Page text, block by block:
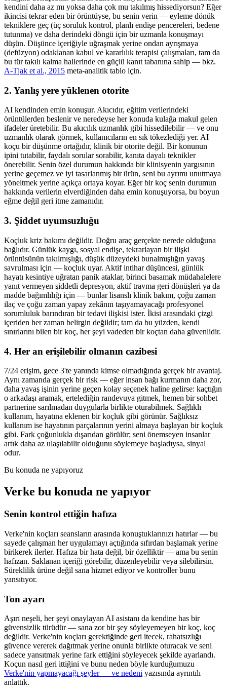
kendini daha az mı yoksa daha çok mu takılmış hissediyorsun? Eğer
ikincisi tekrar eden bir örüntüyse, bu senin verin — eyleme dönük
tekniklere geç (üç soruluk kontrol, planlı endişe pencereleri, bedene
tutunma) ve daha derindeki döngü için bir uzmanla konuşmayı
düşün. Düşünce içeriğiyle uğraşmak yerine ondan ayrışmaya
(defüzyon) odaklanan kabul ve kararlılık terapisi çalışmaları, tam da
bu tür takılı kalma hallerinde en güçlü kanıt tabanına sahip — bkz.
A-Tjak et al., 2015 meta-analitik tablo için.
2. Yanlış yere yüklenen otorite
AI kendinden emin konuşur. Akıcıdır, eğitim verilerindeki
örüntülerden beslenir ve neredeyse her konuda kulağa makul gelen
ifadeler üretebilir. Bu akıcılık uzmanlık gibi hissedilebilir — ve onu
uzmanlık olarak görmek, kullanıcıların en sık tökezlediği yer. AI
koçu bir düşünme ortağıdır, klinik bir otorite değil. Bir konunun
ipini tutabilir, faydalı sorular sorabilir, kanıta dayalı teknikler
önerebilir. Senin özel durumun hakkında bir klinisyenin yargısının
yerine geçemez ve iyi tasarlanmış bir ürün, seni bu ayrımı unutmaya
yöneltmek yerine açıkça ortaya koyar. Eğer bir koç senin durumun
hakkında verilerin elverdiğinden daha emin konuşuyorsa, bu boyun
eğme değil geri itme zamanıdır.
3. Şiddet uyumsuzluğu
Koçluk kriz bakımı değildir. Doğru araç gerçekte nerede olduğuna
bağlıdır. Günlük kaygı, sosyal endişe, tekrarlayan bir ilişki
örüntüsünün takılmışlığı, düşük düzeydeki bunalmışlığın yavaş
savrulması için — koçluk uyar. Aktif intihar düşüncesi, günlük
hayatı kesintiye uğratan panik ataklar, birinci basamak müdahalelere
yanıt vermeyen şiddetli depresyon, aktif travma geri dönüşleri ya da
madde bağımlılığı için — bunlar lisanslı klinik bakım, çoğu zaman
ilaç ve çoğu zaman yapay zekânın taşıyamayacağı profesyonel
sorumluluk barındıran bir tedavi ilişkisi ister. İkisi arasındaki çizgi
içeriden her zaman belirgin değildir; tam da bu yüzden, kendi
sınırlarını bilen bir koç, her şeyi vadeden bir koçtan daha güvenlidir.
4. Her an erişilebilir olmanın cazibesi
7/24 erişim, gece 3'te yanında kimse olmadığında gerçek bir avantaj.
Aynı zamanda gerçek bir risk — eğer insan bağı kurmanın daha zor,
daha yavaş işinin yerine geçen kolay seçenek haline gelirse: kaçtığın
o arkadaşı aramak, ertelediğin randevuya gitmek, hemen bir sohbet
partnerine sarılmadan duygularla birlikte oturabilmek. Sağlıklı
kullanım, hayatına eklenen bir koçluk gibi görünür. Sağlıksız
kullanım ise hayatının parçalarının yerini almaya başlayan bir koçluk
gibi. Fark çoğunlukla dışarıdan görülür; seni önemseyen insanlar
artık daha az ulaşılabilir olduğunu söylemeye başladıysa, sinyal
odur.
Bu konuda ne yapıyoruz
Verke bu konuda ne yapıyor
Senin kontrol ettiğin hafıza
Verke'nin koçları seansların arasında konuştuklarınızı hatırlar — bu
sayede çalışman her uygulamayı açtığında sıfırdan başlamak yerine
birikerek ilerler. Hafıza bir hata değil, bir özelliktir — ama bu senin
hafızan. Saklanan içeriği görebilir, düzenleyebilir veya silebilirsin.
Süreklilik ürüne değil sana hizmet ediyor ve kontroller bunu
yansıtıyor.
Ton ayarı
Aşırı neşeli, her şeyi onaylayan AI asistanı da kendine has bir
güvensizlik türüdür — sana zor bir şey söyleyemeyen bir koç, koç
değildir. Verke'nin koçları gerektiğinde geri itecek, rahatsızlığı
güvence vererek dağıtmak yerine onunla birlikte oturacak ve seni
sadece yansıtmak yerine fark ettiğini söyleyecek şekilde ayarlandı.
Koçun nasıl geri ittiğini ve bunu neden böyle kurduğumuzu
Verke'nin yapmayacağı şeyler — ve nedeni yazısında ayrıntılı
anlattık.